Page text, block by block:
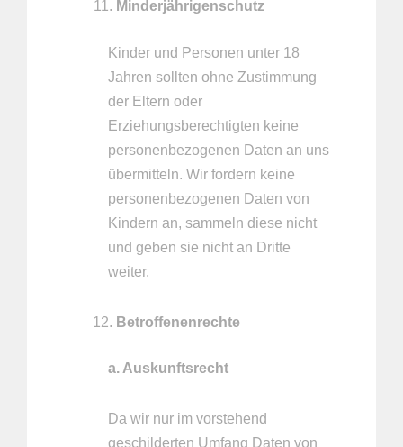
Minderjährigenschutz
Kinder und Personen unter 18
Jahren sollten ohne Zustimmung
der Eltern oder
Erziehungsberechtigten keine
personenbezogenen Daten an uns
übermitteln. Wir fordern keine
personenbezogenen Daten von
Kindern an, sammeln diese nicht
und geben sie nicht an Dritte
weiter.
Betroffenenrechte
a. Auskunftsrecht
Da wir nur im vorstehend
geschilderten Umfang Daten von